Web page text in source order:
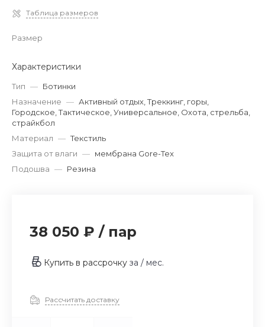
Таблица размеров
Размер
Характеристики
Тип — Ботинки
Назначение — Активный отдых, Треккинг, горы,
Городское, Тактическое, Универсальное, Охота, стрельба,
страйкбол
Материал — Текстиль
Защита от влаги — мембрана Gore-Tex
Подошва — Резина
38 050 ₽ / пар
Купить в рассрочку за / мес.
Рассчитать доставку